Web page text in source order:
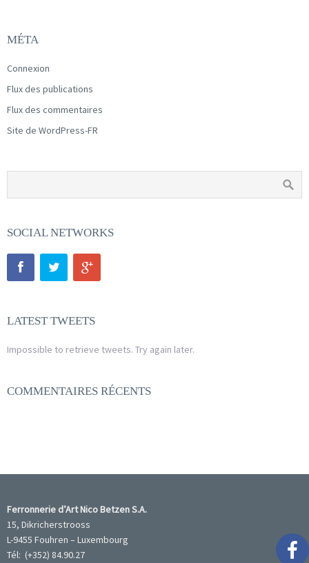
MÉTA
Connexion
Flux des publications
Flux des commentaires
Site de WordPress-FR
SOCIAL NETWORKS
LATEST TWEETS
Impossible to retrieve tweets. Try again later.
COMMENTAIRES RÉCENTS
Ferronnerie d’Art Nico Betzen S.A.
15, Dikricherstrooss
L-9455 Fouhren – Luxembourg
Tél: (+352) 84.90.27